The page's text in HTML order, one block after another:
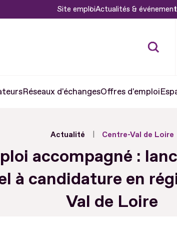
Site emploiActualités &
Réseaux d'échangesOffres d'emploi
Actualité Centre-Val de Loire
accompagné :
à candidature en
Val de Loire